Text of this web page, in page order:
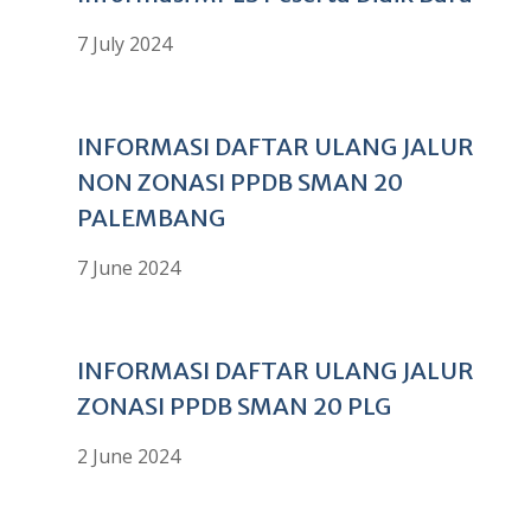
7 July 2024
INFORMASI DAFTAR ULANG JALUR
NON ZONASI PPDB SMAN 20
PALEMBANG
7 June 2024
INFORMASI DAFTAR ULANG JALUR
ZONASI PPDB SMAN 20 PLG
2 June 2024